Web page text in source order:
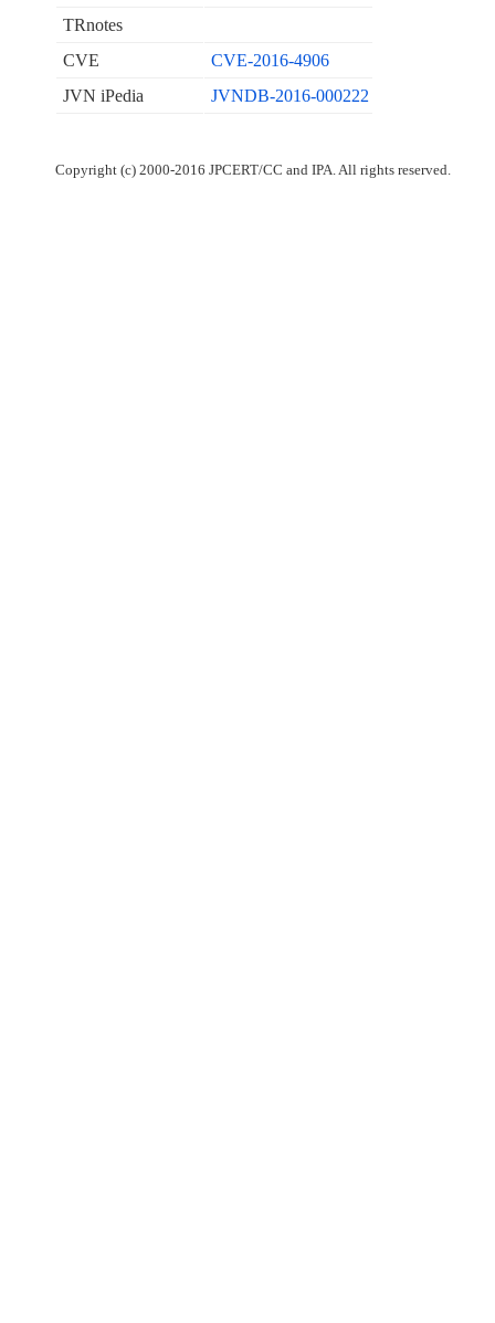
TRnotes
CVE
CVE-2016-4906
JVN iPedia
JVNDB-2016-000222
Copyright (c) 2000-2016 JPCERT/CC and IPA. All rights reserved.